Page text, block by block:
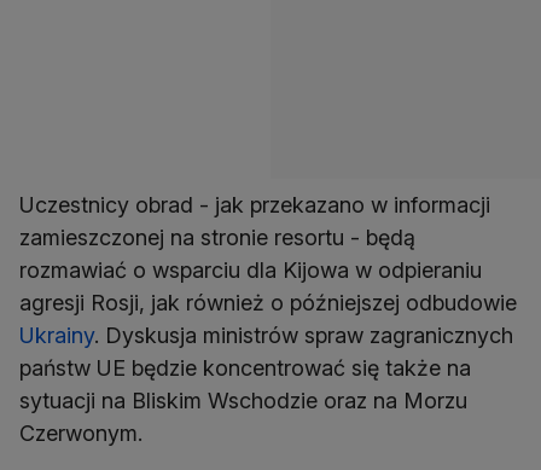
Uczestnicy obrad - jak przekazano w informacji
zamieszczonej na stronie resortu - będą
rozmawiać o wsparciu dla Kijowa w odpieraniu
agresji Rosji, jak również o późniejszej odbudowie
Ukrainy. Dyskusja ministrów spraw zagranicznych
państw UE będzie koncentrować się także na
sytuacji na Bliskim Wschodzie oraz na Morzu
Czerwonym.